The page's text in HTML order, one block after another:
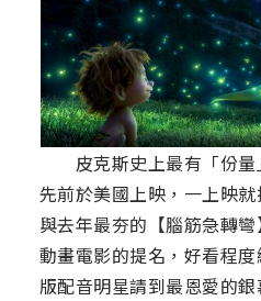
皮克斯史上最有「份量
先前於美國上映，一上映
與去年最夯的【腦筋急轉
動畫電影的提名，好看程
版配音明星請到最恩愛的